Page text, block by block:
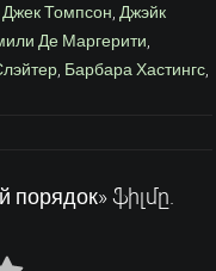
Джек Томпсон Джэйк
Де Маргерити
, Барбара Хастингс,
ֆիլմը.